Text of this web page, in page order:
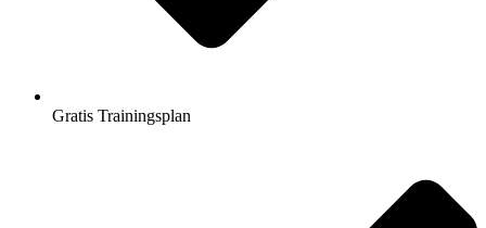
Gratis Trainingsplan